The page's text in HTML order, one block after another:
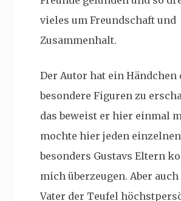
vieles um Freundschaft und
Zusammenhalt.
Der Autor hat ein Händchen
besondere Figuren zu
das beweist er hier einmal
mochte hier jeden
besonders Gustavs Eltern
mich überzeugen. Aber
Vater der Teufel